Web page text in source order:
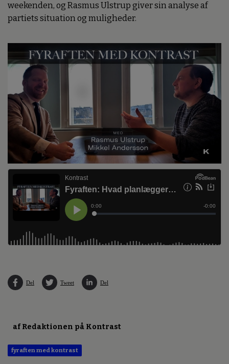
weekenden, og Rasmus Ulstrup giver sin analyse af
partiets situation og muligheder.
Del Tweet Del
af Redaktionen på Kontrast
fyraften med kontrast